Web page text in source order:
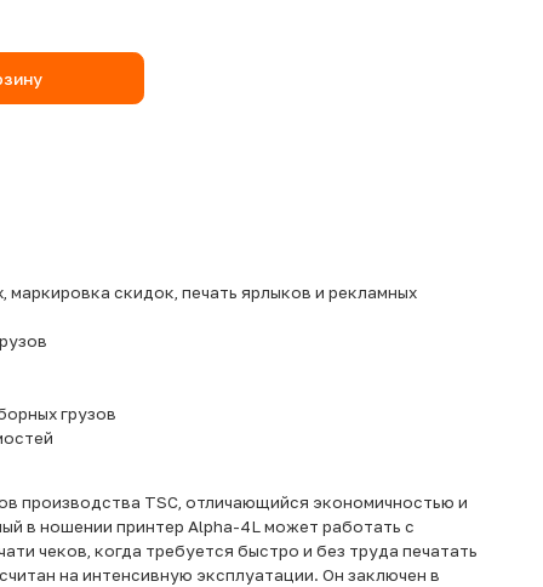
маркировка скидок, печать ярлыков и рекламных
грузов
производства TSC, отличающийся экономичностью и
в ношении принтер Alpha-4L может работать с
чеков, когда требуется быстро и без труда печатать
на интенсивную эксплуатации. Он заключен в